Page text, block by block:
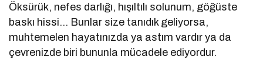
Öksürük, nefes darlığı, hışıltılı solunum, göğüste
baskı hissi… Bunlar size tanıdık geliyorsa,
muhtemelen hayatınızda ya astım vardır ya da
çevrenizde biri bununla mücadele ediyordur.